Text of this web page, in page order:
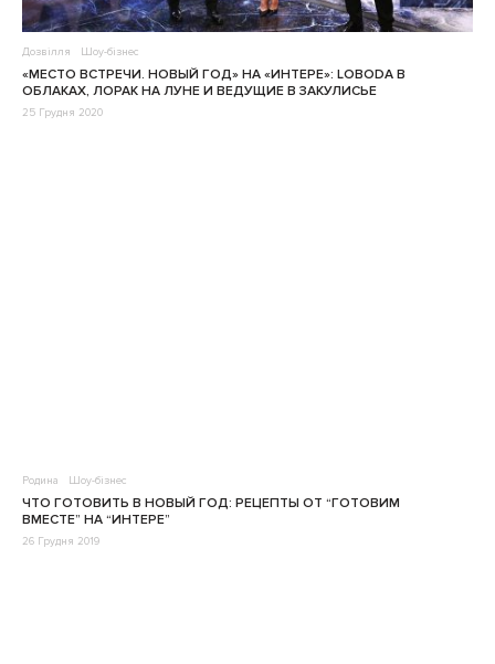
Дозвілля Шоу-бізнес
«МЕСТО ВСТРЕЧИ. НОВЫЙ ГОД» НА «ИНТЕРЕ»: LOBODA В
ОБЛАКАХ, ЛОРАК НА ЛУНЕ И ВЕДУЩИЕ В ЗАКУЛИСЬЕ
25 Грудня 2020
Родина Шоу-бізнес
ЧТО ГОТОВИТЬ В НОВЫЙ ГОД: РЕЦЕПТЫ ОТ “ГОТОВИМ
ВМЕСТЕ” НА “ИНТЕРЕ”
26 Грудня 2019